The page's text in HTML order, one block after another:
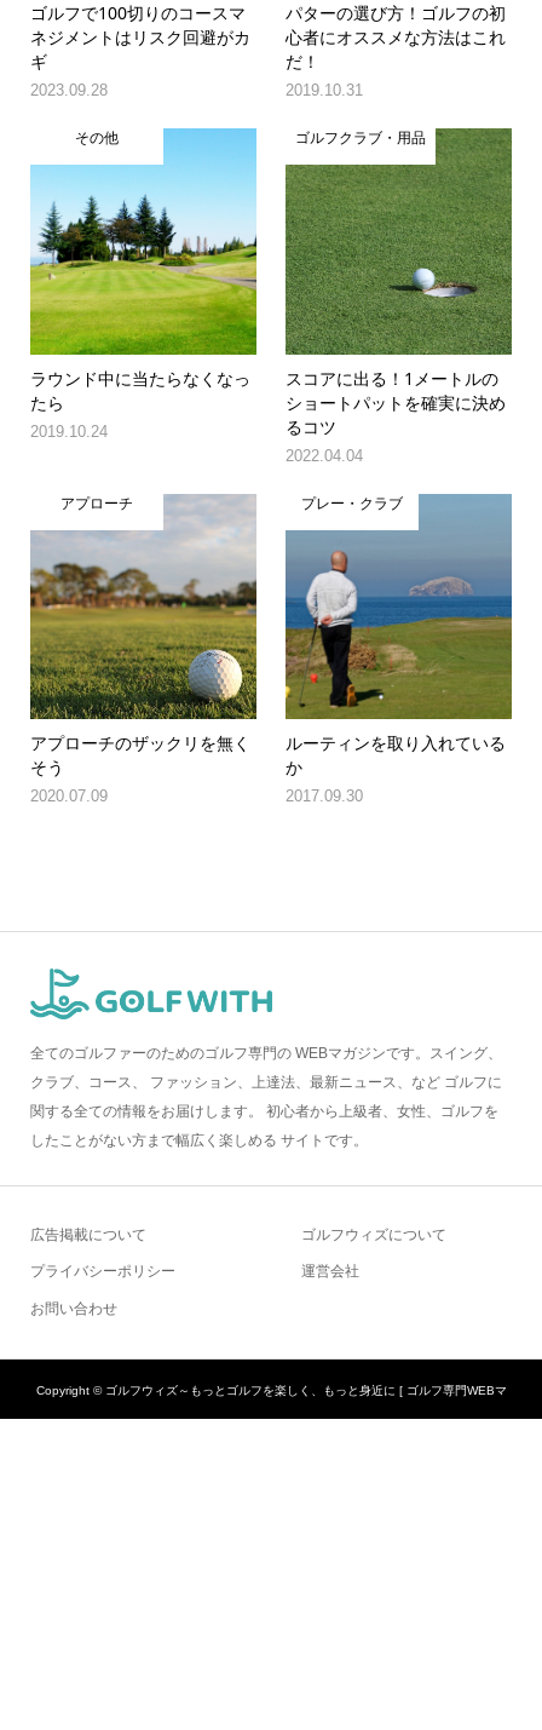
ゴルフで100切りのコースマ
ネジメントはリスク回避がカ
ギ
2023.09.28
パターの選び方！ゴルフの初
心者にオススメな方法はこれ
だ！
2019.10.31
その他
ラウンド中に当たらなくなっ
たら
2019.10.24
ゴルフクラブ・用品
スコアに出る！1メートルの
ショートパットを確実に決め
るコツ
2022.04.04
アプローチ
アプローチのザックリを無く
そう
2020.07.09
プレー・クラブ
ルーティンを取り入れている
か
2017.09.30
全てのゴルファーのためのゴルフ専門の WEBマガジンです。スイング、
クラブ、コース、 ファッション、上達法、最新ニュース、など ゴルフに
関する全ての情報をお届けします。 初心者から上級者、女性、ゴルフを
したことがない方まで幅広く楽しめる サイトです。
広告掲載について
プライバシーポリシー
お問い合わせ
ゴルフウィズについて
運営会社
Copyright ©ゴルフウィズ～もっとゴルフを楽しく、もっと身近に [ ゴルフ専門WEBマ